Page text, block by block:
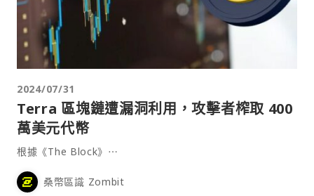
2024/07/31
Terra 區塊鏈遭漏洞利用，攻擊者榨取 400
萬美元代幣
根據《The Block》⋯
桑幣區識 Zombit